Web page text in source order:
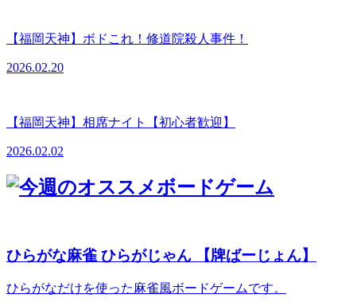
【福岡天神】ボドこれ！修道院殺人事件！
2026.02.20
【福岡天神】相席ナイト【初心者歓迎】
2026.02.02
ひらがな麻雀 ひらがじゃん 【牌ばーじょん】
ひらがなだけを使った麻雀風ボードゲームです。